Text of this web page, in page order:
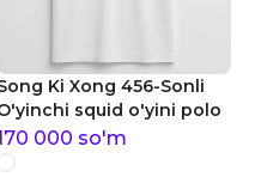
Ki Xong 456-Sonli
squid o'yini polo
000 so'm